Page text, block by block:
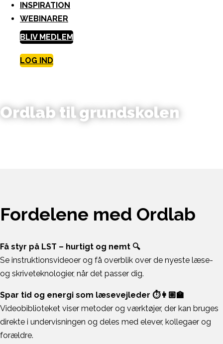
INSPIRATION
WEBINARER
BLIV MEDLEM
LOG IND
Ordlab til grundskolen
Fordelene med Ordlab
Få styr på LST – hurtigt og nemt 🔍
Se instruktionsvideoer og få overblik over de nyeste læse-
og skriveteknologier, når det passer dig.
Spar tid og energi som læsevejleder ⏱️👩🏼‍🏫
Videobiblioteket viser metoder og værktøjer, der kan bruges
direkte i undervisningen og deles med elever, kollegaer og
forældre.